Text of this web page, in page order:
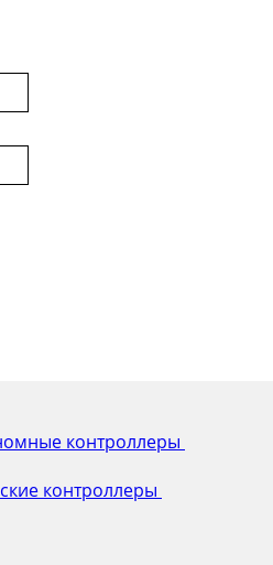
контроллеры
контроллеры